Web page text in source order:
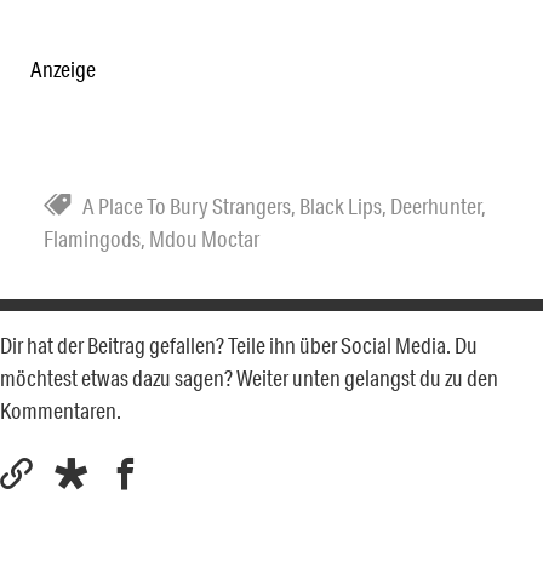
Anzeige
A Place To Bury Strangers, Black Lips, Deerhunter,
Flamingods, Mdou Moctar
Dir hat der Beitrag gefallen? Teile ihn über Social Media. Du
möchtest etwas dazu sagen? Weiter unten gelangst du zu den
Kommentaren.